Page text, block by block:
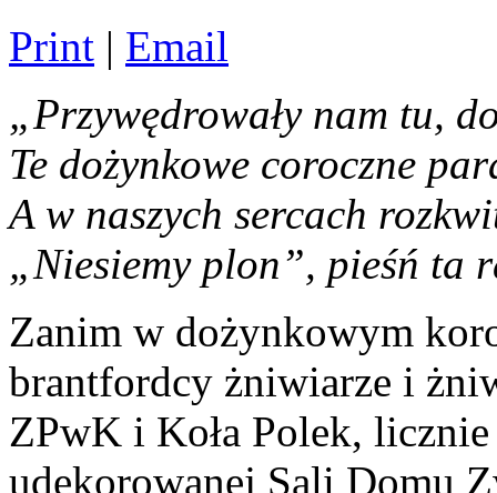
Print | Email
„Przywędrowały nam tu,
Te dożynkowe coroczne
A w naszych sercach
„Niesiemy plon”, pieśń ta
Zanim w dożynkowym
brantfordcy żniwiarze i
ZPwK i Koła Polek,
udekorowanej Sali Domu